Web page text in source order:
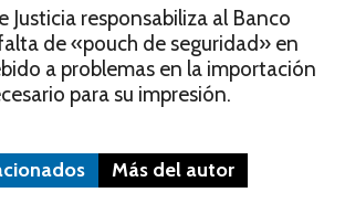
Justicia responsabiliza al Banco
de «pouch de seguridad» en
a problemas en la importación
para su impresión.
Más del autor